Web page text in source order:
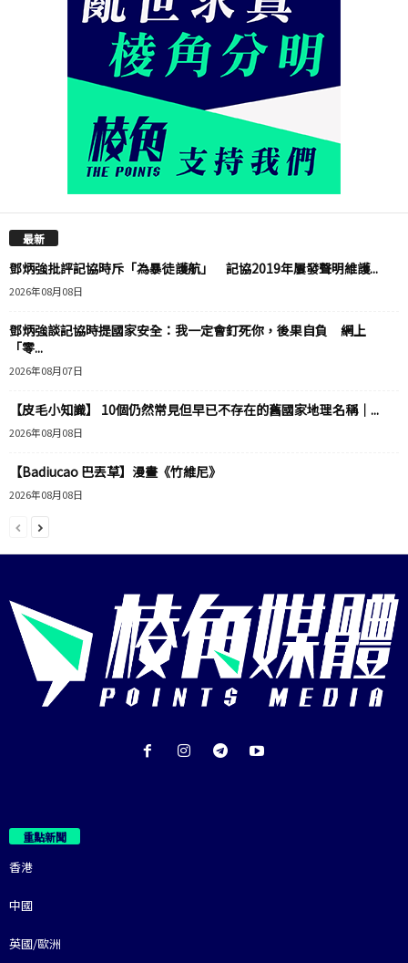
最新
鄧炳強批評記協時斥「為暴徒護航」 記協2019年屢發聲明維護...
2026年08月08日
鄧炳強談記協時提國家安全：我一定會釘死你，後果自負 網上
「零...
2026年08月07日
【皮毛小知識】 10個仍然常見但早已不存在的舊國家地理名稱｜...
2026年08月08日
【Badiucao 巴丟草】漫畫《竹維尼》
2026年08月08日
重點新聞
香港
中國
英國/歐洲